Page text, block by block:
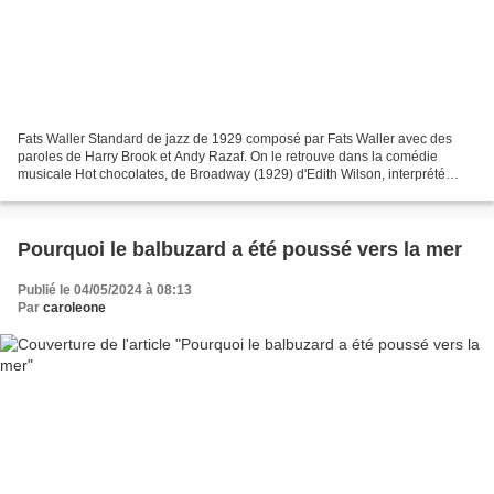
Fats Waller Standard de jazz de 1929 composé par Fats Waller avec des
paroles de Harry Brook et Andy Razaf. On le retrouve dans la comédie
musicale Hot chocolates, de Broadway (1929) d'Edith Wilson, interprété
Pourquoi le balbuzard a été poussé vers la mer
Publié le 04/05/2024 à 08:13
Par caroleone